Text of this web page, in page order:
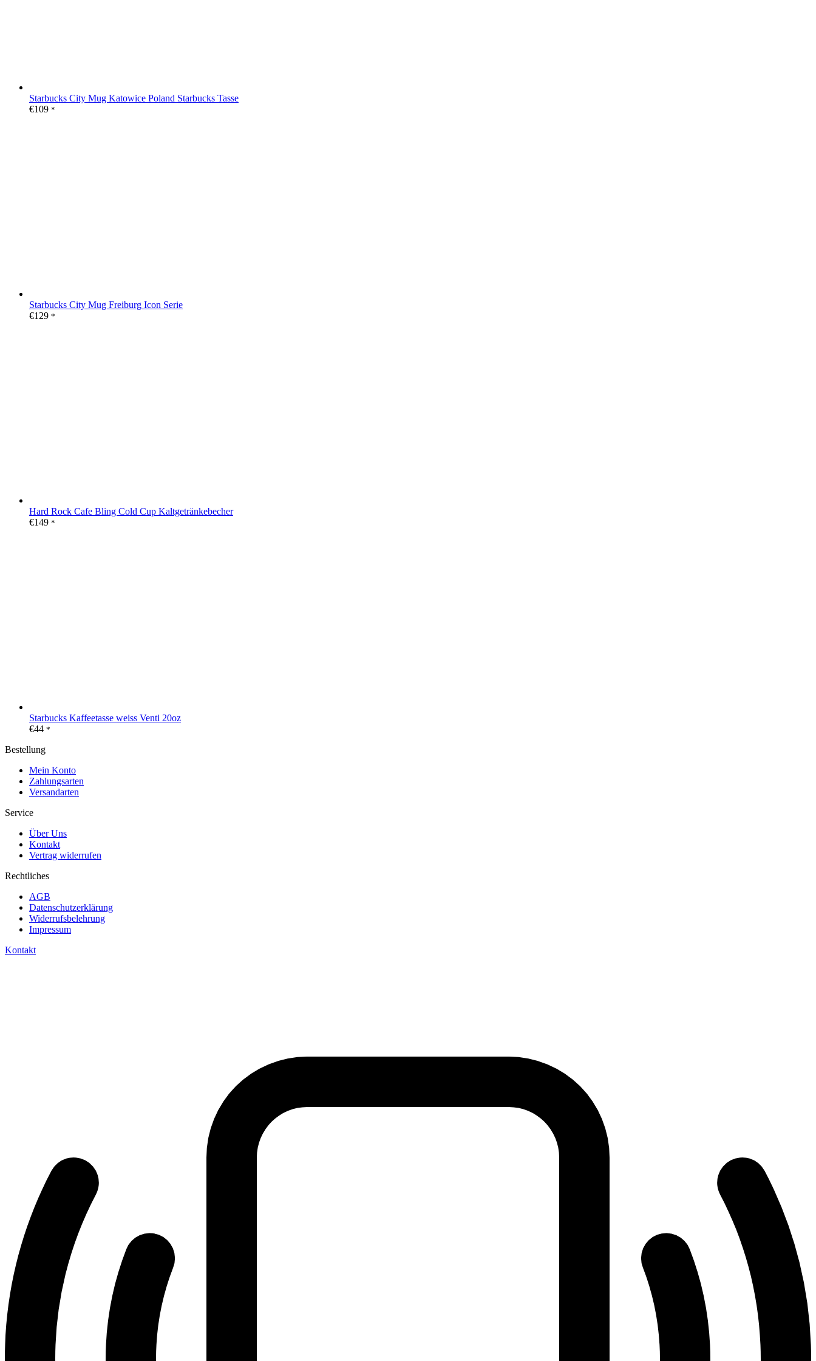
Starbucks City Mug Katowice Poland Starbucks Tasse
€109 *
Starbucks City Mug Freiburg Icon Serie
€129 *
Hard Rock Cafe Bling Cold Cup Kaltgetränkebecher
€149 *
Starbucks Kaffeetasse weiss Venti 20oz
€44 *
Bestellung
Mein Konto
Zahlungsarten
Versandarten
Service
Über Uns
Kontakt
Vertrag widerrufen
Rechtliches
AGB
Datenschutzerklärung
Widerrufsbelehrung
Impressum
Kontakt